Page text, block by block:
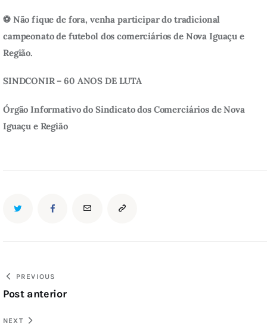
⚽ Não fique de fora, venha participar do tradicional
campeonato de futebol dos comerciários de Nova Iguaçu e
Região.
SINDCONIR – 60 ANOS DE LUTA
Órgão Informativo do Sindicato dos Comerciários de Nova
Iguaçu e Região
PREVIOUS
Post anterior
NEXT